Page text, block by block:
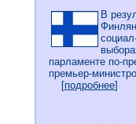
В
парламенте по-
премьер-
[подробнее]